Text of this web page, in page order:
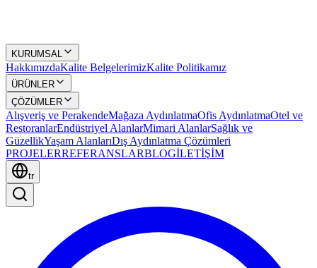
KURUMSAL
HakkımızdaKalite BelgelerimizKalite Politikamız
ÜRÜNLER
ÇÖZÜMLER
Alışveriş ve PerakendeMağaza AydınlatmaOfis AydınlatmaOtel ve
RestoranlarEndüstriyel AlanlarMimari AlanlarSağlık ve
GüzellikYaşam AlanlarıDış Aydınlatma Çözümleri
PROJELERREFERANSLARBLOGİLETİŞİM
tr